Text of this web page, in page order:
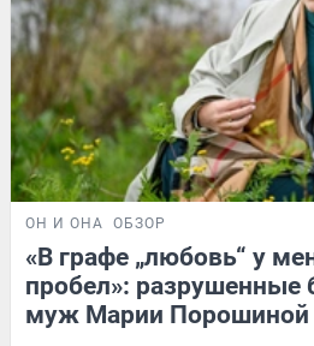
ОН И ОНА ОБЗОР
«В графе „любовь“ у
пробел»: разрушенные
муж Марии Порошиной